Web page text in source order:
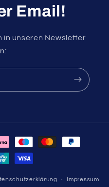
Email!
in unseren Newsletter
Impressum